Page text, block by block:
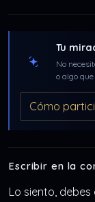
Tu
No
o algo
Cómo
Escribir en la
Lo siento, debes